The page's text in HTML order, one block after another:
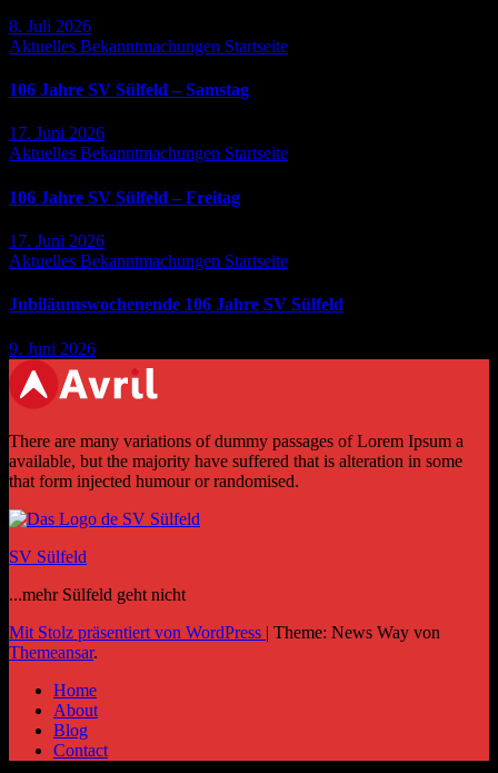
8. Juli 2026
Aktuelles Bekanntmachungen Startseite
106 Jahre SV Sülfeld – Samstag
17. Juni 2026
Aktuelles Bekanntmachungen Startseite
106 Jahre SV Sülfeld – Freitag
17. Juni 2026
Aktuelles Bekanntmachungen Startseite
Jubiläumswochenende 106 Jahre SV Sülfeld
9. Juni 2026
There are many variations of dummy passages of Lorem Ipsum a
available, but the majority have suffered that is alteration in some
that form injected humour or randomised.
SV Sülfeld
...mehr Sülfeld geht nicht
Mit Stolz präsentiert von WordPress | Theme: News Way von
Themeansar.
Home
About
Blog
Contact